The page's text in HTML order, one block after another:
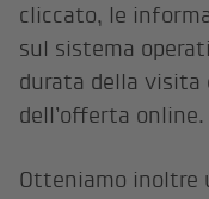
cliccato, le
sul sistema
durata della visita
dell’offerta online.
Otteniamo inoltre